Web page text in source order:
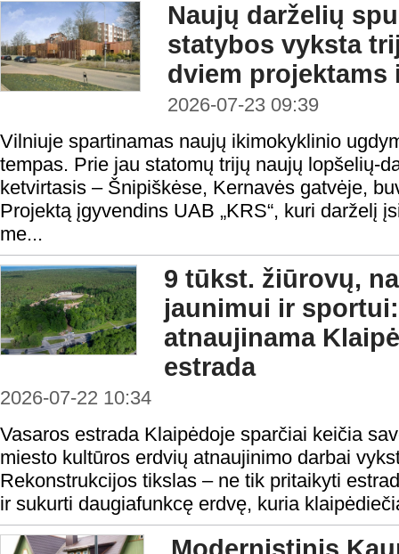
Naujų darželių
statybos vyksta
dviem projektams
2026-07-23 09:39
Vilniuje spartinamas naujų ikimokyklinio
tempas. Prie jau statomų trijų naujų lopšelių-
ketvirtasis – Šnipiškėse, Kernavės gatvėje,
Projektą įgyvendins UAB „KRS“, kuri darželį
me...
9 tūkst. žiūrovų,
jaunimui ir
atnaujinama
estrada
2026-07-22 10:34
Vasaros estrada Klaipėdoje sparčiai keičia
miesto kultūros erdvių atnaujinimo darbai
Rekonstrukcijos tikslas – ne tik pritaikyti
ir sukurti daugiafunkcę erdvę, kuria